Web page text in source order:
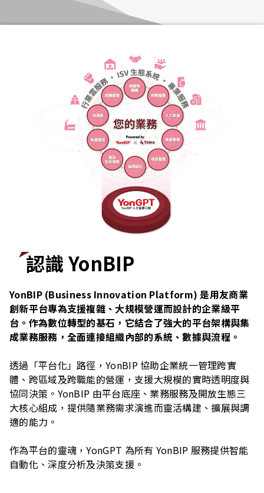
認識 YonBIP
YonBIP (Business Innovation Platform) 是用友商業
創新平台專為支援複雜、大規模營運而設計的企業級平
台。作為數位轉型的基石，它結合了強大的平台架構與集
成業務服務，全面連接組織內部的系統、數據與流程。
透過「平台化」路徑，YonBIP 協助企業統一管理跨實
體、跨區域及跨職能的營運，支援大規模的實時透明度與
協同決策。YonBIP 由平台底座、業務服務及開放生態三
大核心組成，提供隨業務需求演進而靈活構建、擴展與調
適的能力。
作為平台的靈魂，YonGPT 為所有 YonBIP 服務提供智能
自動化、深度分析及決策支援。